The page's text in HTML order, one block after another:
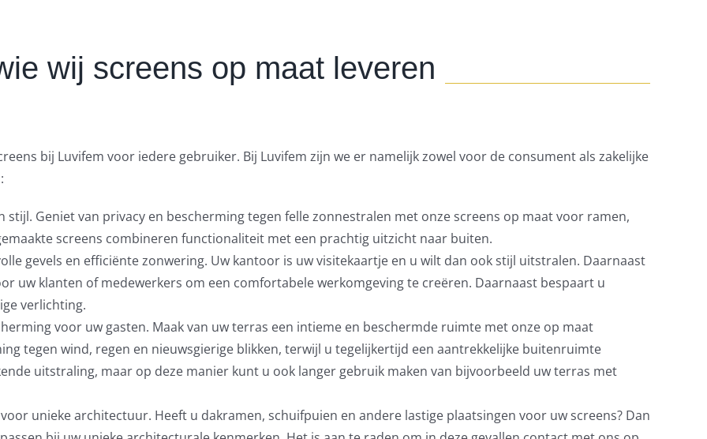
wij screens op maat leveren
bij Luvifem voor iedere gebruiker. Bij Luvifem zijn we er namelijk zowel voor de consument als zakelijke
Geniet van privacy en bescherming tegen felle zonnestralen met onze screens op maat voor ramen,
screens combineren functionaliteit met een prachtig uitzicht naar buiten.
gevels en efficiënte zonwering. Uw kantoor is uw visitekaartje en u wilt dan ook stijl uitstralen. Daarnaast
uw klanten of medewerkers om een comfortabele werkomgeving te creëren. Daarnaast bespaart u
verlichting.
voor uw gasten. Maak van uw terras een intieme en beschermde ruimte met onze op maat
tegen wind, regen en nieuwsgierige blikken, terwijl u tegelijkertijd een aantrekkelijke buitenruimte
uitstraling, maar op deze manier kunt u ook langer gebruik maken van bijvoorbeeld uw terras met
unieke architectuur. Heeft u dakramen, schuifpuien en andere lastige plaatsingen voor uw screens? Dan